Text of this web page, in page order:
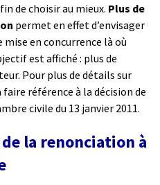
de choisir au mieux. Plus de
permet en effet d’envisager
en concurrence là où
est affiché : plus de
Pour plus de détails sur
référence à la décision de
civile du 13 janvier 2011.
la renonciation à